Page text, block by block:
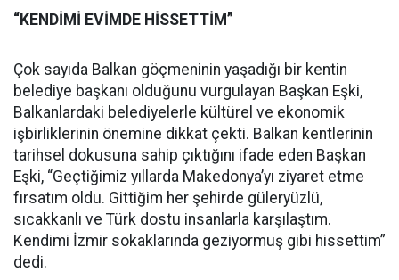
“KENDİMİ EVİMDE HİSSETTİM”
Çok sayıda Balkan göçmeninin yaşadığı bir kentin
belediye başkanı olduğunu vurgulayan Başkan Eşki,
Balkanlardaki belediyelerle kültürel ve ekonomik
işbirliklerinin önemine dikkat çekti. Balkan kentlerinin
tarihsel dokusuna sahip çıktığını ifade eden Başkan
Eşki, “Geçtiğimiz yıllarda Makedonya’yı ziyaret etme
fırsatım oldu. Gittiğim her şehirde güleryüzlü,
sıcakkanlı ve Türk dostu insanlarla karşılaştım.
Kendimi İzmir sokaklarında geziyormuş gibi hissettim”
dedi.